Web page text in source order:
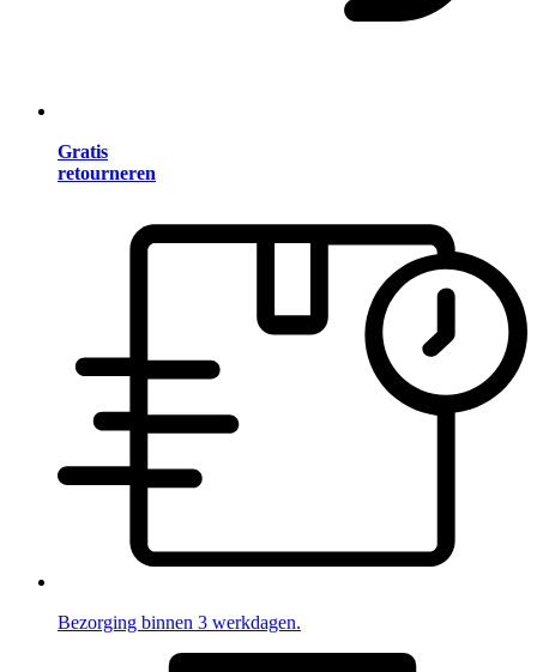
Gratis
retourneren
Bezorging binnen 3 werkdagen.